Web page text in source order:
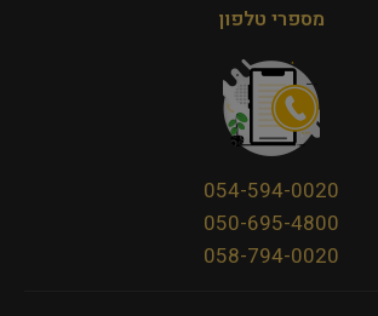
מספרי טלפון
054-594-0020
050-695-4800
058-794-0020